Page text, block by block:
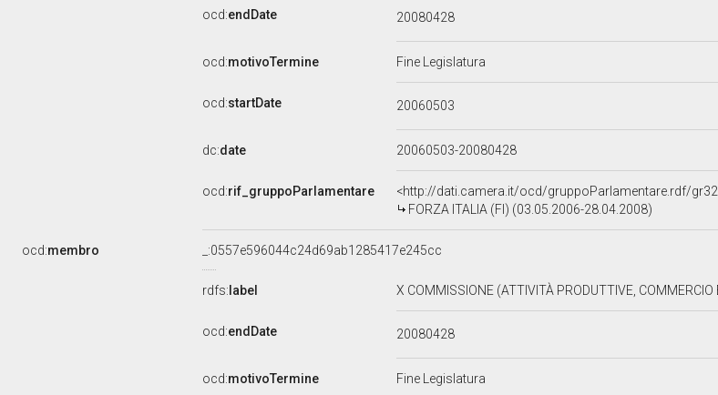
ocd:endDate 20080428
ocd:motivoTermine Fine Legislatura
ocd:startDate 20060503
dc:date 20060503-20080428
ocd:rif_gruppoParlamentare
<http://dati.camera.it/ocd/gruppoParlamentare.rdf/
FORZA ITALIA (FI) (03.05.2006-28.04.2008)
ocd:membro _:0557e596044c24d69ab1285417e245cc
rdfs: label X COMMISSIONE (ATTIVITÀ PRODUTTIVE,
ocd:endDate 20080428
ocd:motivoTermine Fine Legislatura